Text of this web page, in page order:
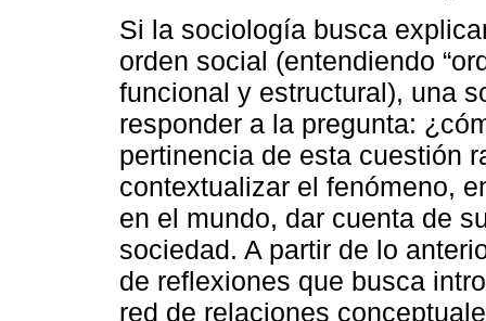
Si la sociología busca
orden social (entendiendo
funcional y estructural), una
responder a la pregunta:
pertinencia de esta cuestión
contextualizar el fenómeno,
en el mundo, dar cuenta de
sociedad. A partir de lo
de reflexiones que busca
red de relaciones